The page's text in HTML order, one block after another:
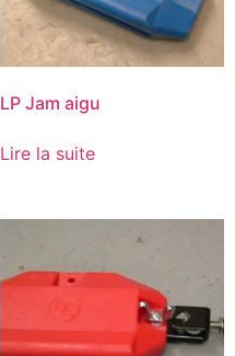
LP Jam aigu
Lire la suite